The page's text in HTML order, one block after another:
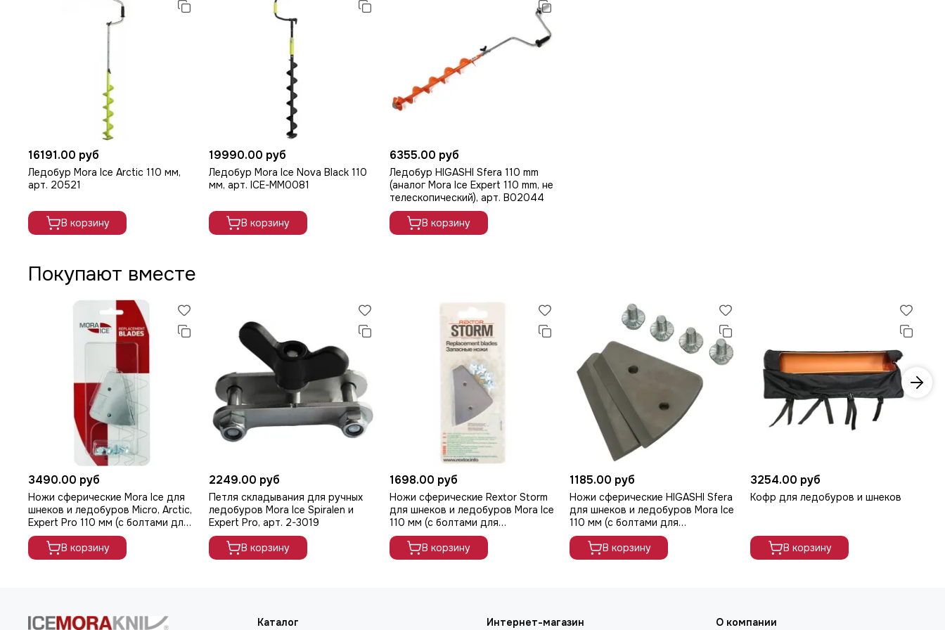
16191.00 руб
Ледобур Mora Ice Arctic 110 мм,
арт. 20521
В корзину
19990.00 руб
Ледобур Mora Ice Nova Black 110
мм, арт. ICE-MM0081
В корзину
6355.00 руб
Ледобур HIGASHI Sfera 110 mm
(аналог Mora Ice Expert 110 mm, не
телескопический), арт. B02044
В корзину
Покупают вместе
3490.00 руб
Ножи сферические Mora Ice для
шнеков и ледобуров Micro, Arctic,
Expert Pro 110 мм (с болтами для
крепления), арт. 20585
В корзину
2249.00 руб
Петля складывания для ручных
ледобуров Mora Ice Spiralen и
Expert Pro, арт. 2-3019
В корзину
1698.00 руб
Ножи сферические Rextor Storm
для шнеков и ледобуров Mora Ice
110 мм (с болтами для
крепления), арт. RES-B-100
В корзину
1185.00 руб
Ножи сферические HIGASHI Sfera
для шнеков и ледобуров Mora Ice
110 мм (с болтами для
крепления), арт. B02044D
В корзину
3254.00 руб
Кофр для ледобуров и шнеков
В корзину
Каталог Интернет-магазин О компании